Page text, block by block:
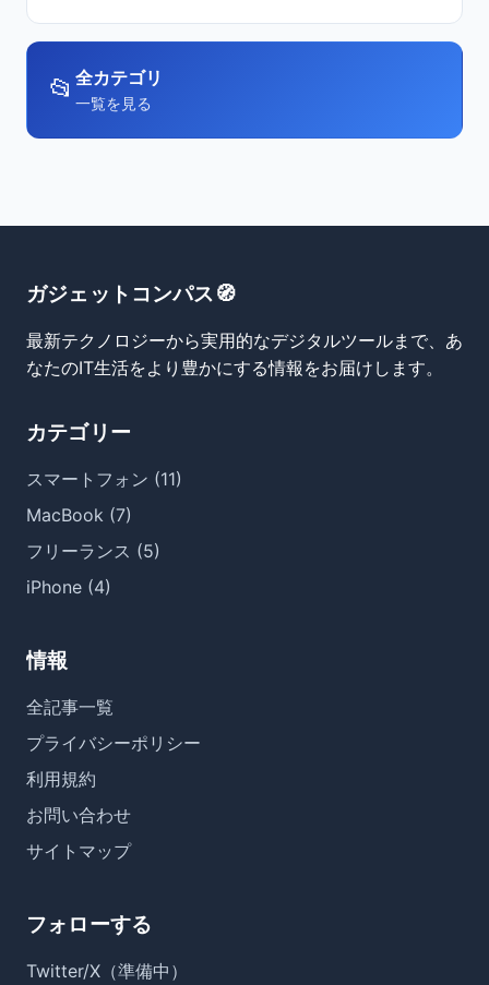
📂 全カテゴリ
一覧を見る
ガジェットコンパス🧭
最新テクノロジーから実用的なデジタルツールまで、あ
なたのIT生活をより豊かにする情報をお届けします。
カテゴリー
スマートフォン (11)
MacBook (7)
フリーランス (5)
iPhone (4)
情報
全記事一覧
プライバシーポリシー
利用規約
お問い合わせ
サイトマップ
フォローする
Twitter/X（準備中）